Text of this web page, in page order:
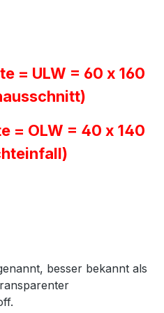
= ULW = 60 x 160
= OLW = 40 x 140
besser bekannt als